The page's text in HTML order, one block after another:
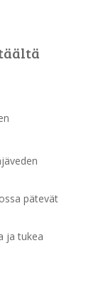
pätevät
ja tukea